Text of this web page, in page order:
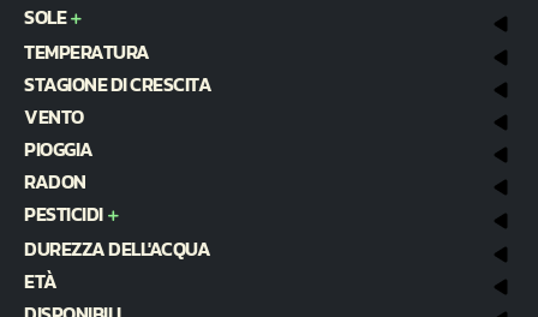
SOLE
TEMPERATURA
STAGIONE DI CRESCITA
VENTO
PIOGGIA
RADON
PESTICIDI
DUREZZA DELL'ACQUA
ETÀ